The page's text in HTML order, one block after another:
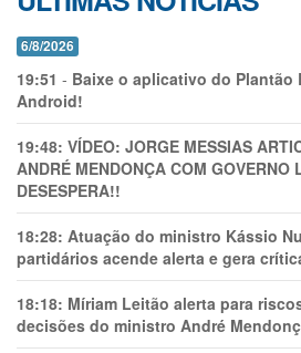
6/8/2026
19:51 - Baixe o aplicativo do Plantão
Android!
19:48: VÍDEO: JORGE MESSIAS
ANDRÉ MENDONÇA COM GOVERNO
DESESPERA!!
18:28: Atuação do ministro Kássio
partidários acende alerta e gera
18:18: Míriam Leitão alerta para
decisões do ministro André